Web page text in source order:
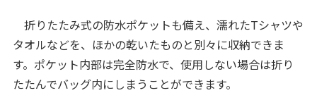
折りたたみ式の防水ポケットも備え、濡れたTシャツや
タオルなどを、ほかの乾いたものと別々に収納できま
す。ポケット内部は完全防水で、使用しない場合は折り
たたんでバッグ内にしまうことができます。